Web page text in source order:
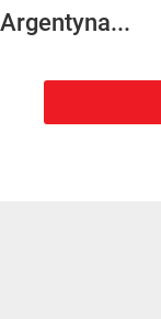
Argentyna...